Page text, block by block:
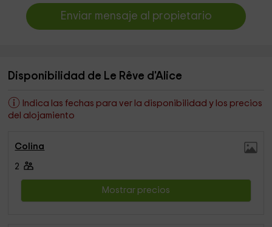
Enviar mensaje al propietario
Disponibilidad de Le Rêve d'Alice
Indica las fechas para ver la disponibilidad y los precios
del alojamiento
Colina
2
Mostrar precios